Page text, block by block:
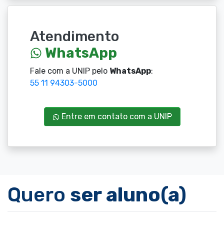
Atendimento
WhatsApp
Fale com a UNIP pelo WhatsApp:
55 11 94303-5000
Entre em contato com a UNIP
Quero ser aluno(a)